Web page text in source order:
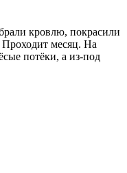
кровлю, покрасили
Проходит месяц. На
потёки, а из-под